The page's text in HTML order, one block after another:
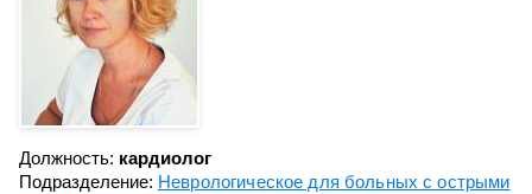
Должность: кардиолог
Подразделение: Неврологическое для больных с острыми